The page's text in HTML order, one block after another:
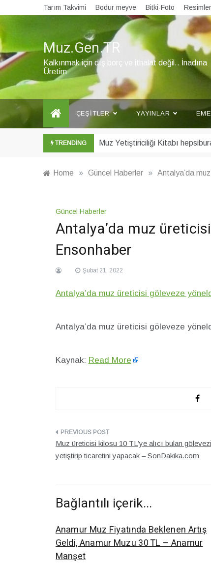
to
Tarım Takvimi Bodur meyve Bitki-Foto Resimler
Muz.Gen.TR
Kalkınmak için dış borç ve ithalat değil.. İnadına
Üretim
ÇEŞITLER YAYINLAR
TRENDING Şubat ayı Muz Bülteni
Home » Güncel Haberler » Antalya’da
Güncel Haberler
Antalya’da muz
Ensonhaber
Şubat 21, 2022
Antalya’da muz üreticisi göleveze
Antalya’da muz üreticisi göleveze
Kaynak: Read More
Yazı
dolaşımı
Muz üreticisi kilosu 10 TL’ye alıcı bulan gölevezi
yetiştirip ticaretini yapacak – SonDakika.com
Bağlantılı içerik...
Anamur Muz Fiyatında Beklenen Artış
Geldi, Anamur Muzu 30 TL – Anamur
Manşet